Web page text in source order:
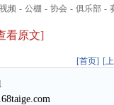
视频 - 公棚 - 协会 - 俱乐部 -
看原文]
[首页] [